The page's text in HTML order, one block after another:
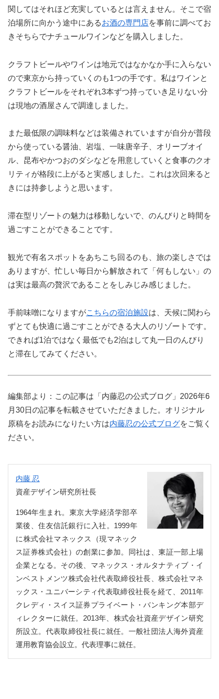
関してはそれほど充実しているとは言えません。そこで宿
泊場所に向かう途中にあるお酒の専門店を事前に調べてお
きそちらでナチュールワインなどを購入しました。
クラフトビールやワインは地元ではなかなか手に入らない
ので東京から持っていくのも1つの手です。私はワインと
クラフトビールをそれぞれ3本ずつ持っていき足りない分
は現地の酒屋さんで調達しました。
また最低限の調味料などは装備されていますが自分が普段
から使っている醤油、岩塩、一味唐辛子、オリーブオイ
ル、昆布やかつおのダシなどを用意していくと食事のクオ
リティが格段に上がると実感しました。これは次回来ると
きには持参しようと思います。
滞在型リゾートの魅力は移動しないで、のんびりと時間を
過ごすことができることです。
観光で有名スポットをあちこち回るのも、旅の楽しさでは
ありますが、忙しい毎日から解放されて「何もしない」の
は実は最高の贅沢であることをしみじみ感じました。
手前味噌になりますがこちらの宿泊施設は、天候に関わら
ずとても快適に過ごすことができる大人のリゾートです。
できれば1泊ではなく最低でも2泊はして丸一日のんびり
と滞在してみてください。
編集部より：この記事は「内藤忍の公式ブログ」2026年6
月30日の記事を転載させていただきました。オリジナル
原稿をお読みになりたい方は内藤忍の公式ブログをご覧く
ださい。
内藤 忍
資産デザイン研究所社長
1964年生まれ。東京大学経済学部卒
業後、住友信託銀行に入社。1999年
に株式会社マネックス（現マネック
ス証券株式会社）の創業に参加。同社は、東証一部上場
企業となる。その後、マネックス・オルタナティブ・イ
ンベストメンツ株式会社代表取締役社長、株式会社マネ
ックス・ユニバーシティ代表取締役社長を経て、2011年
クレディ・スイス証券プライベート・バンキング本部デ
ィレクターに就任。2013年、株式会社資産デザイン研究
所設立。代表取締役社長に就任。一般社団法人海外資産
運用教育協会設立。代表理事に就任。